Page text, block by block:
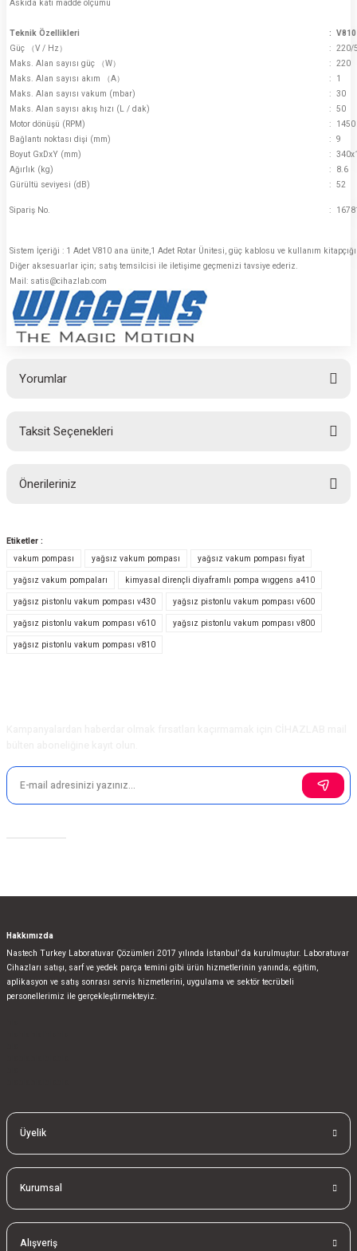
Askıda katı madde ölçümü
Teknik Özellikleri : V810
Güç （V / Hz）
: 220/
Maks. Alan sayısı güç （W）
: 220
Maks. Alan sayısı akım （A）
: 1
Maks. Alan sayısı vakum (mbar)
: 30
Maks. Alan sayısı akış hızı (L / dak)
: 50
Motor dönüşü (RPM)
: 1450
Bağlantı noktası dişi (mm)
: 9
Boyut GxDxY (mm)
:
Ağırlık (kg)
: 8.6
Gürültü seviyesi (dB)
: 52
Sipariş No. :
Sistem İçeriği : 1 Adet V810 ana ünite,1 Adet Rotar Ünitesi, güç kablosu ve kullanım
Diğer aksesuarlar için; satış temsilcisi ile iletişime geçmenizi tavsiye ederiz.
Mail: satis@cihazlab.com
Yorumlar
Taksit Seçenekleri
Önerileriniz
yetersiz gördüğünüz noktaları öneri formunu kullanarak tarafımıza
iletebilirsiniz.
Görüş ve önerileriniz için teşekkür ederiz.
Ürün resmi kalitesiz, bozuk veya görüntülenemiyor.
Ürün açıklamasında eksik bilgiler bulunuyor.
Ürün bilgilerinde hatalar bulunuyor.
Gönder
Etiketler :
vakum pompası
yağsız vakum pompası
yağsız vakum pompası fiyat
yağsız vakum pompaları
kimyasal dirençli diyaframlı pompa wıggens a410
yağsız pistonlu vakum pompası v430
yağsız pistonlu vakum pompası v600
yağsız pistonlu vakum pompası v610
yağsız pistonlu vakum pompası v800
yağsız pistonlu vakum pompası v810
Hakkımızda
Nastech Turkey Laboratuvar Çözümleri 2017 yılında İstanbul’ da kurulmuştur. Laboratuvar
Cihazları satışı, sarf ve yedek parça temini gibi ürün hizmetlerinin yanında; eğitim,
aplikasyon ve satış sonrası servis hizmetlerini, uygulama ve sektör tecrübeli
personellerimiz ile gerçekleştirmekteyiz.
Üyelik
Kurumsal
Alışveriş